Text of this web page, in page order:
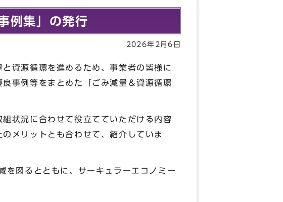
例集」の発行
2026年2月6日
資源循環を進めるため、事業者の皆様に
事例等をまとめた「ごみ減量＆資源循環
状況に合わせて役立てていただける内容
メリットとも合わせて、紹介していま
を図るとともに、サーキュラーエコノミー